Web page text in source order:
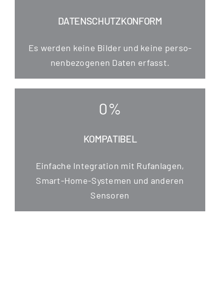
DATENSCHUTZKONFORM
Es wer­den kei­ne Bil­der und kei­ne per­so­
nen­be­zo­ge­nen Daten erfasst.
0%
KOMPATIBEL
Ein­fa­che Inte­gra­ti­on mit Ruf­an­la­gen,
Smart-Home-Sys­te­men und ande­ren
Sensoren